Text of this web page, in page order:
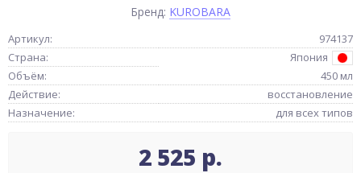
Бренд: KUROBARA
Артикул:
974137
Страна:
Япония
Объём:
450 мл
Действие:
восстановление
Назначение:
для всех типов
2 525 р.